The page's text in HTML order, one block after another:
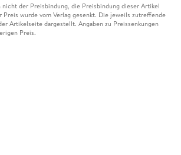
der Preisbindung, die Preisbindung dieser Artikel
Preis wurde vom Verlag gesenkt. Die jeweils zutreffende
Artikelseite dargestellt. Angaben zu Preissenkungen
Preis.